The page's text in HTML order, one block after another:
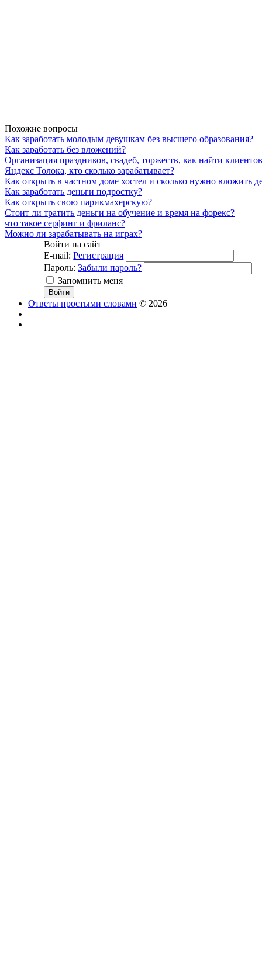
Похожие вопросы
Как заработать молодым девушкам без высшего образования?
Как заработать без вложений?
Организация праздников, свадеб, торжеств, как найти
Яндекс Толока, кто сколько зарабатывает?
Как открыть в частном доме хостел и сколько нужно вложить
Как заработать деньги подростку?
Как открыть свою парикмахерскую?
Стоит ли тратить деньги на обучение и время на форекс?
что такое серфинг и фриланс?
Можно ли зарабатывать на играх?
Войти на сайт
E-mail: Регистрация
Пароль: Забыли пароль?
Запомнить меня
Ответы простыми словами © 2026
|